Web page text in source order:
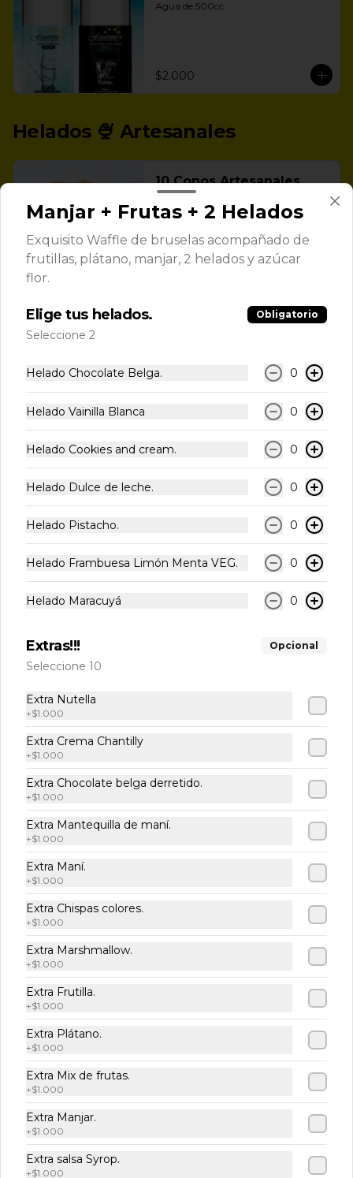
Agua de 500cc
$2.000
Helados 🍨 Artesanales
10 Conos Artesanales
acompañar tus helados
$5.100
5 Conos Artesanales
Pote de Helado 16oz
Helados artesanales. Elige tu sabor!!!!
Potes de 16oz (475ml aprox.)
Promo Waffle L❤vers
-7%
-13 % Vainilla Para Compartir
y 2 chocolate).
Términos y condiciones
Política de privacidad
Redes sociales
Manjar + Frutas + 2 Helados
Exquisito Waffle de bruselas acompañado de
frutillas, plátano, manjar, 2 helados y azúcar
flor.
Elige tus helados. Obligatorio
Seleccione 2
Helado Chocolate Belga. 0
Helado Vainilla Blanca 0
Helado Cookies and cream. 0
Helado Dulce de leche. 0
Helado Pistacho. 0
Helado Frambuesa Limón Menta VEG. 0
Helado Maracuyá 0
Extras!!! Opcional
Seleccione 10
Extra Nutella
+$1.000
Extra Crema Chantilly
+$1.000
Extra Chocolate belga derretido.
+$1.000
Extra Mantequilla de maní.
+$1.000
Extra Maní.
+$1.000
Extra Chispas colores.
+$1.000
Extra Marshmallow.
+$1.000
Extra Frutilla.
+$1.000
Extra Plátano.
+$1.000
Extra Mix de frutas.
+$1.000
Extra Manjar.
+$1.000
Extra salsa Syrop.
+$1.000